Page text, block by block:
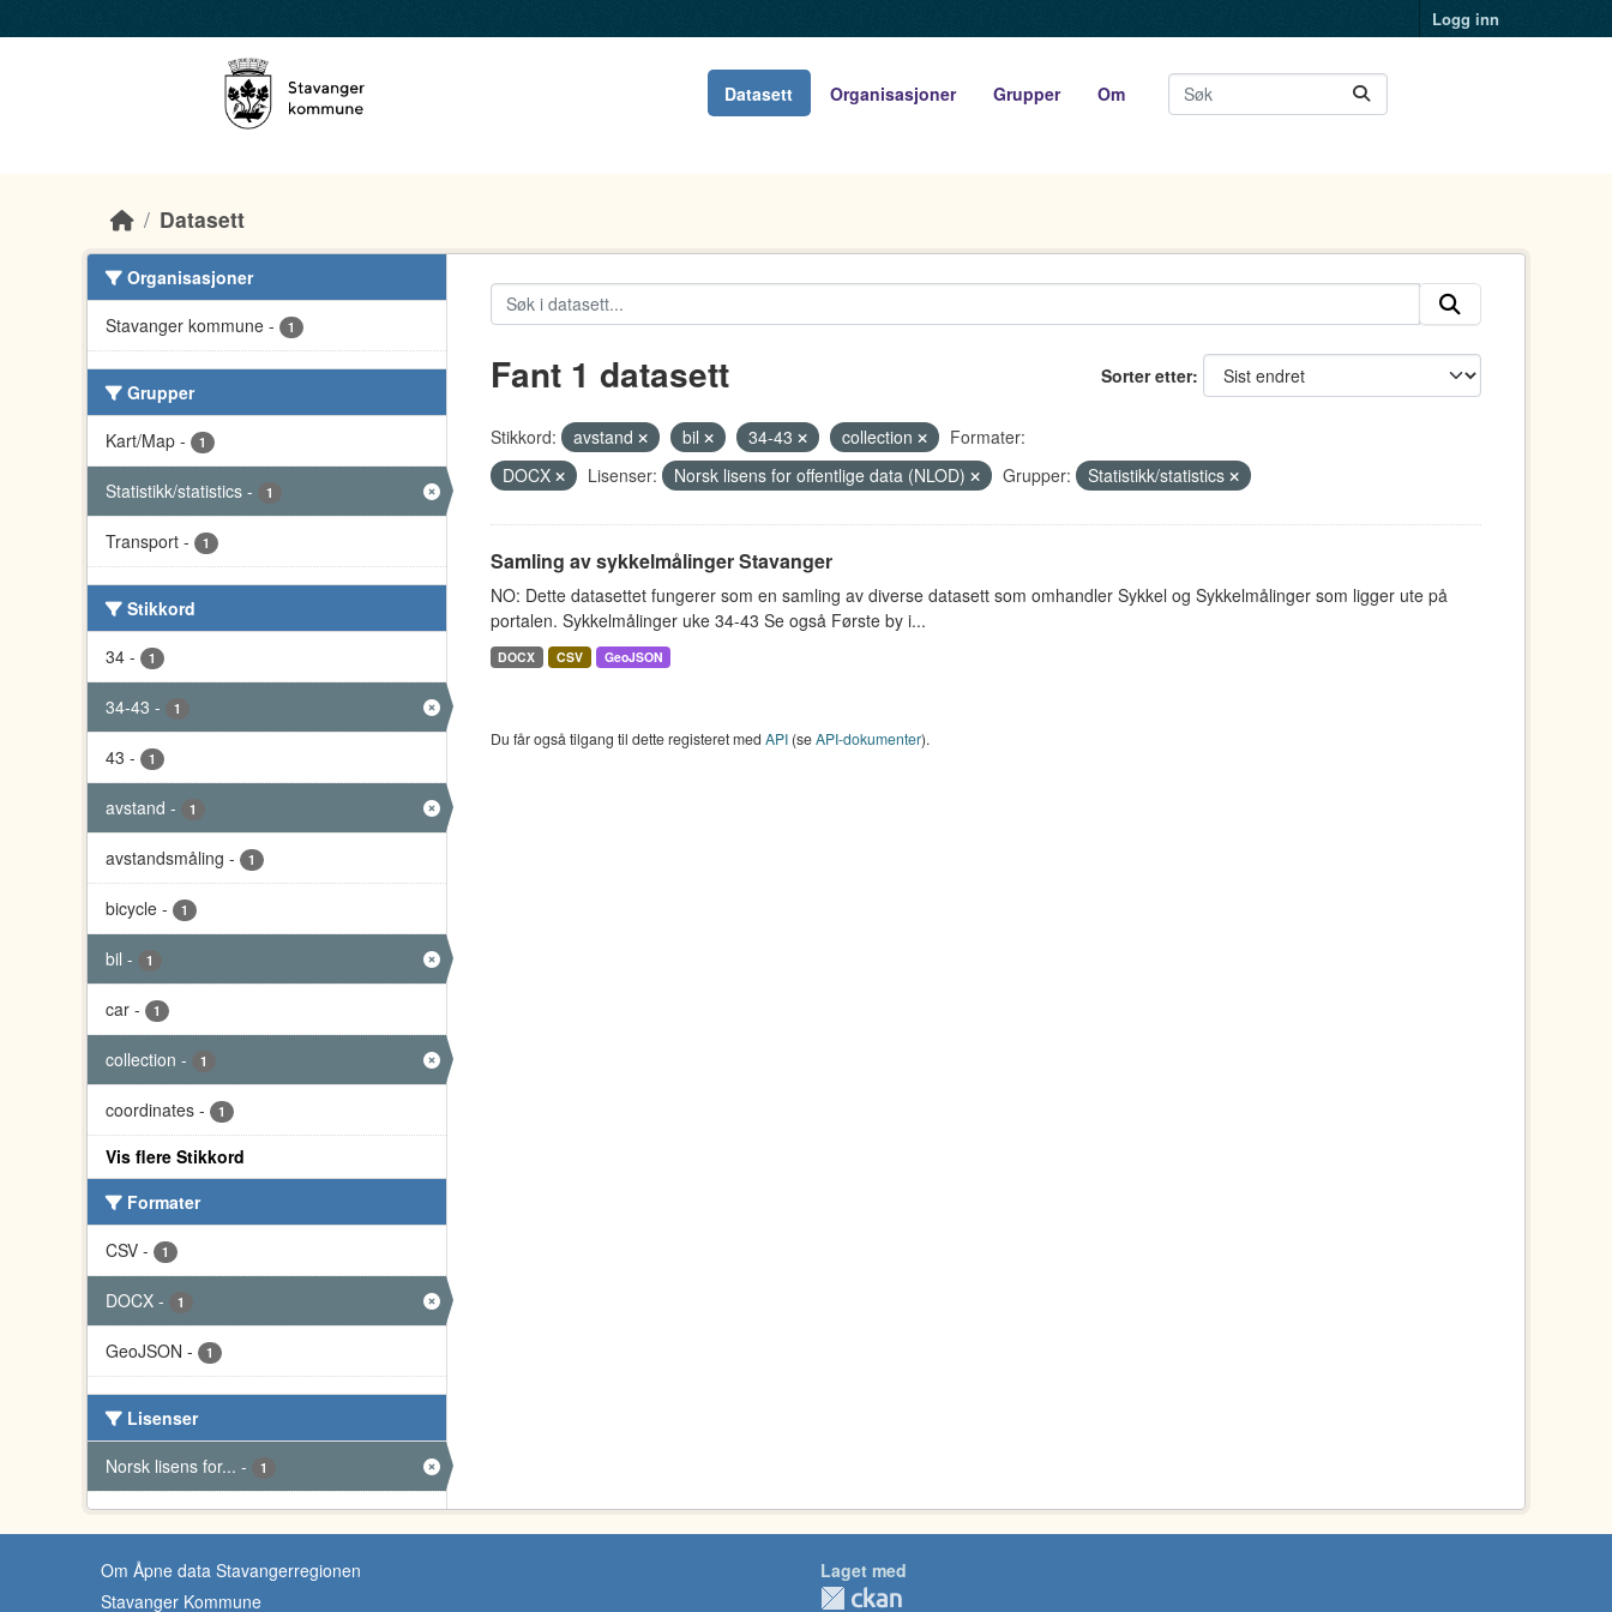
Logg inn
Datasett Organisasjoner Grupper Om
Datasett
Organisasjoner
Stavanger kommune - 1
Grupper
Kart/Map - 1
Statistikk/statistics - 1
Transport - 1
Stikkord
34 - 1
34-43 - 1
43 - 1
avstand - 1
avstandsmåling - 1
bicycle - 1
bil - 1
car - 1
collection - 1
coordinates - 1
Vis flere Stikkord
Formater
CSV - 1
DOCX - 1
GeoJSON - 1
Lisenser
Norsk lisens for... - 1
Sorter etter
Fant 1 datasett
Stikkord: avstand bil 34-43 collection
Formater:
DOCX
Lisenser: Norsk lisens for offentlige data (NLOD) Grupper: Statistikk/statistics
Samling av sykkelmålinger Stavanger
NO: Dette datasettet fungerer som en samling av diverse datasett som omhandler Sykkel og Sykkelmålinger som ligger ute på
portalen. Sykkelmålinger uke 34-43 Se også Første by i...
DOCX CSV GeoJSON
Du får også tilgang til dette registeret med API(seAPI-dokumenter).
Om Åpne data Stavangerregionen
Stavanger Kommune
Laget med